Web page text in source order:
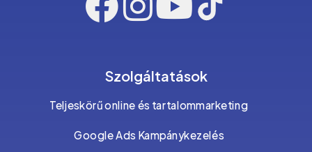
Szolgáltatások
Teljeskörű online és tartalommarketing
Google Ads Kampánykezelés